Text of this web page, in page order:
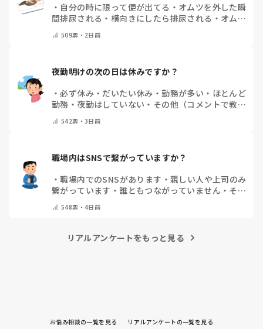
・ 自分の時に限って便が出てる ・ オムツを外した瞬
間排尿される ・ 横向きにしたら排尿される ・ オムツ
まっていると快感
509票・ 2日前
夜勤明けの次の日は休みですか？
・必ず休み・ だいたい休み ・勤務が多い ・ ほとんど
勤務 ・ 夜勤はしていない ・ その他（コメントで教え
542票・3日前
職場内はSNSで繋がっていますか？
・職場内でのSNSがあります ・ 親しい人や上司のみ
繋がっています ・ 誰ともつながっていません ・ その
548票・4日前
リアルアンケートをもっと見る
お悩み相談の一覧を見る リアルアンケートの一覧を見る